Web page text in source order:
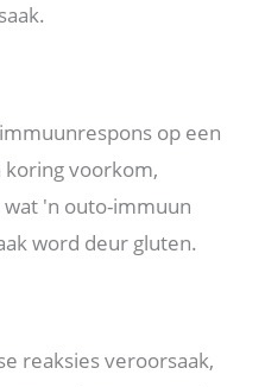
op een
voorkom,
'n outo-immuun
word deur gluten.
reaksies veroorsaak,